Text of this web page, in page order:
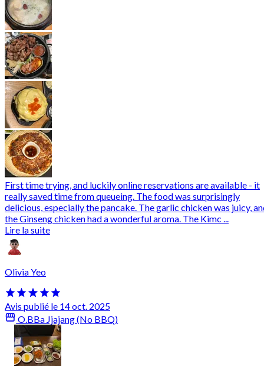
First time trying, and luckily online reservations are available - it
really saved time from queueing. The food was surprisingly
delicious, especially the pancake. The garlic chicken was juicy,
the Ginseng chicken had a wonderful aroma. The Kimc ...
Lire la suite
Olivia Yeo
Avis publié le 14 oct. 2025
O.BBa Jjajang (No BBQ)